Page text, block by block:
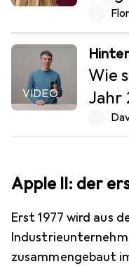
VIDEO
Wie
Jahr
Apple II: der
Erst 1977 wird aus
zusammengebaut